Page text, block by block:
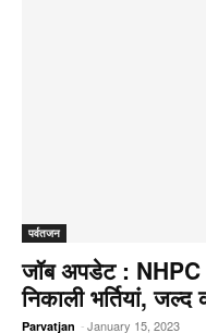
पर्वतजन
जॉब अपडेट :
निकाली भर्तियां,
Parvatjan -January 15, 2023